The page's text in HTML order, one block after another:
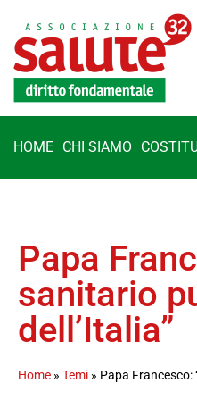
HOME CHI SIAMO
Papa
sanitario
dell’Italia”
Home » Temi » Papa Francesco: